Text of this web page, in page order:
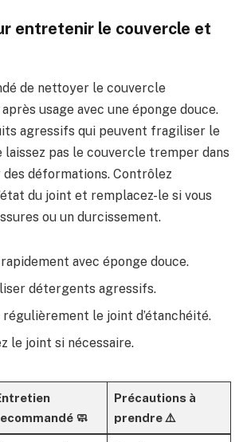
entretenir le couvercle et
de nettoyer le couvercle
usage avec une éponge douce.
agressifs qui peuvent fragiliser le
laissez pas le couvercle tremper dans
des déformations. Contrôlez
du joint et remplacez-le si vous
ou un durcissement.
avec éponge douce.
détergents agressifs.
régulièrement le joint d’étanchéité.
le joint si nécessaire.
🧼
Précautions à
prendre ⚠️